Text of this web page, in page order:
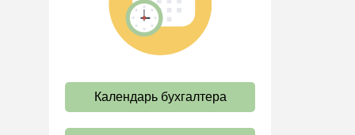
труда
Отпуск и время отдыха
Ответственность и
взыскания
Календарь бухгалтера